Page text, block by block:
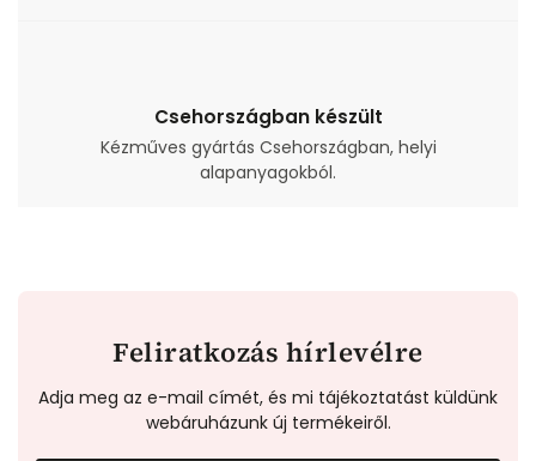
Csehországban készült
Kézműves gyártás Csehországban, helyi
alapanyagokból.
Feliratkozás hírlevélre
Adja meg az e-mail címét, és mi tájékoztatást küldünk
webáruházunk új termékeiről.